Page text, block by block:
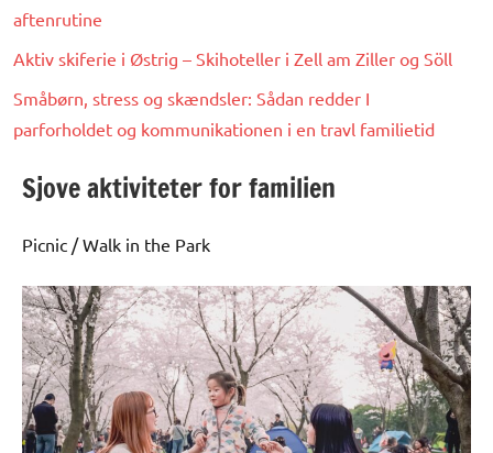
aftenrutine
Aktiv skiferie i Østrig – Skihoteller i Zell am Ziller og Söll
Småbørn, stress og skændsler: Sådan redder I
parforholdet og kommunikationen i en travl familietid
Sjove aktiviteter for familien
Picnic / Walk in the Park